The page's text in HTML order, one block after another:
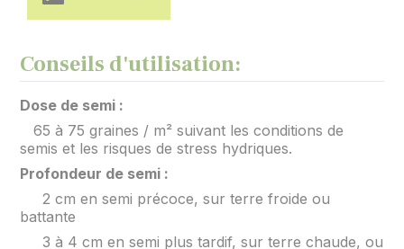
Conseils d'utilisation:
Dose de semi :
65 à 75 graines / m² suivant les conditions de
semis et les risques de stress hydriques.
Profondeur de semi :
2 cm en semi précoce, sur terre froide ou
battante
3 à 4 cm en semi plus tardif, sur terre chaude, ou